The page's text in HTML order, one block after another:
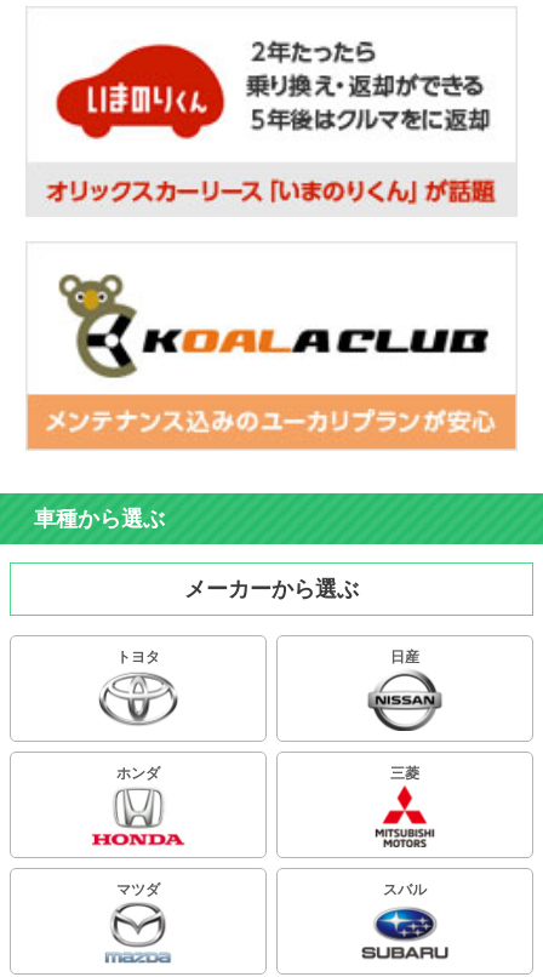
車種から選ぶ
メーカーから選ぶ
トヨタ 日産
ホンダ 三菱
マツダ スバル